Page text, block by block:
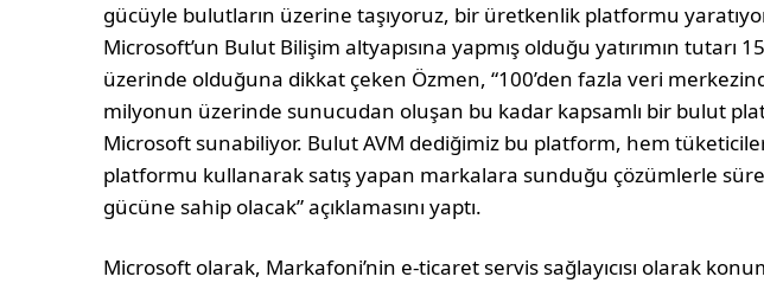
gücüyle bulutların üzerine taşıyoruz, bir üretkenlik platformu
Microsoft’un Bulut Bilişim altyapısına yapmış olduğu yatırımın tutarı
üzerinde olduğuna dikkat çeken Özmen, “100’den fazla veri
milyonun üzerinde sunucudan oluşan bu kadar kapsamlı bir bulut
Microsoft sunabiliyor. Bulut AVM dediğimiz bu platform, hem
platformu kullanarak satış yapan markalara sunduğu çözümlerle
gücüne sahip olacak” açıklamasını yaptı.
Microsoft olarak, Markafoni’nin e-ticaret servis sağlayıcısı olarak